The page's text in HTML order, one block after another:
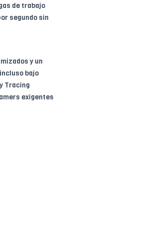
de trabajo
segundo sin
y un
bajo
Tracing
exigentes